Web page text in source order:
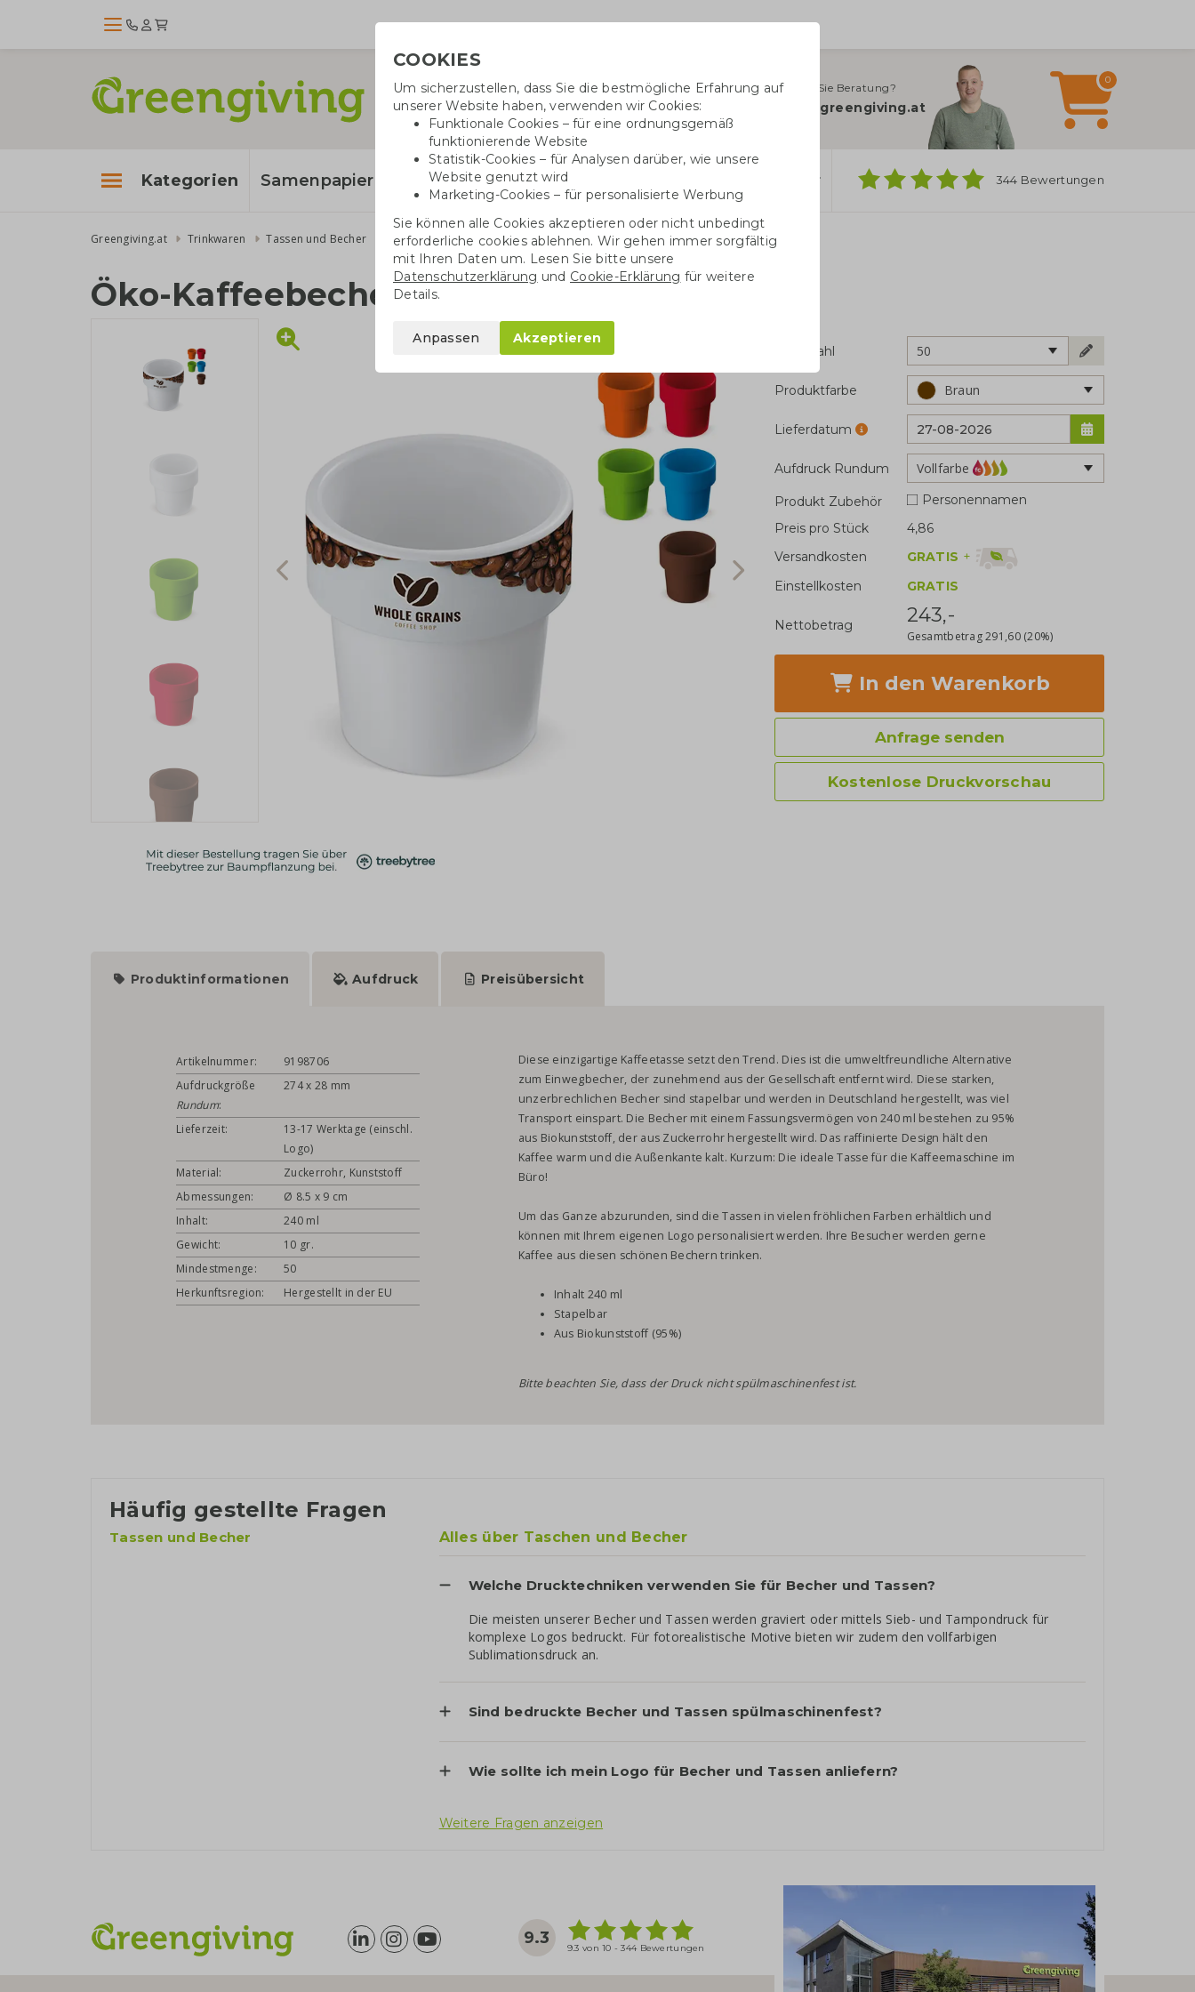
Benötigen Sie Beratung?
info@greengiving.at
0
Kategorien Samenpapier Baumwolltaschen Kugelschreiber 344 Bewertungen
Greengiving.at Trinkwaren Tassen und Becher Öko-Kaffeebecher
Öko-Kaffeebecher
Stückzahl 50
Produktfarbe Braun
Lieferdatum
Aufdruck Rundum Vollfarbe
Produkt Zubehör
Personennamen
Preis pro Stück
4,86
Versandkosten
GRATIS +
Einstellkosten
GRATIS
Nettobetrag 243,-
Gesamtbetrag291,60 (20%)
In den Warenkorb
Anfrage senden
Kostenlose Druckvorschau
Produktinformationen Aufdruck Preisübersicht
Artikelnummer:
9198706
Aufdruckgröße
Rundum:
274 x 28 mm
Lieferzeit:
13-17 Werktage (einschl.
Logo)
Material:
Zuckerrohr, Kunststoff
Abmessungen:
Ø 8.5 x 9 cm
Inhalt:
240 ml
Gewicht:
10 gr.
Mindestmenge:
50
Herkunftsregion:
Hergestellt in der EU
Diese einzigartige Kaffeetasse setzt den Trend. Dies ist die umweltfreundliche Alternative
zum Einwegbecher, der zunehmend aus der Gesellschaft entfernt wird. Diese starken,
unzerbrechlichen Becher sind stapelbar und werden in Deutschland hergestellt, was viel
Transport einspart. Die Becher mit einem Fassungsvermögen von 240 ml bestehen zu 95%
aus Biokunststoff, der aus Zuckerrohr hergestellt wird. Das raffinierte Design hält den
Kaffee warm und die Außenkante kalt. Kurzum: Die ideale Tasse für die Kaffeemaschine im
Büro!
Um das Ganze abzurunden, sind die Tassen in vielen fröhlichen Farben erhältlich und
können mit Ihrem eigenen Logo personalisiert werden. Ihre Besucher werden gerne
Kaffee aus diesen schönen Bechern trinken.
Inhalt 240 ml
Stapelbar
Aus Biokunststoff (95%)
Bitte beachten Sie, dass der Druck nicht spülmaschinenfest ist.
Häufig gestellte Fragen
Tassen und Becher Alles über Taschen und Becher
Welche Drucktechniken verwenden Sie für Becher und Tassen?
Die meisten unserer Becher und Tassen werden graviert oder mittels Sieb- und Tampondruck für
komplexe Logos bedruckt. Für fotorealistische Motive bieten wir zudem den vollfarbigen
Sublimationsdruck an.
Sind bedruckte Becher und Tassen spülmaschinenfest?
Wie sollte ich mein Logo für Becher und Tassen anliefern?
Weitere Fragen anzeigen
9.3
9.3 von 10 - 344 Bewertungen
COOKIES
Um sicherzustellen, dass Sie die bestmögliche Erfahrung auf
unserer Website haben, verwenden wir Cookies:
Funktionale Cookies – für eine ordnungsgemäß
funktionierende Website
Statistik-Cookies – für Analysen darüber, wie unsere
Website genutzt wird
Marketing-Cookies – für personalisierte Werbung
Sie können alle Cookies akzeptieren oder nicht unbedingt
erforderliche cookies ablehnen. Wir gehen immer sorgfältig
mit Ihren Daten um. Lesen Sie bitte unsere
Datenschutzerklärung und Cookie-Erklärung für weitere
Details.
Anpassen Akzeptieren